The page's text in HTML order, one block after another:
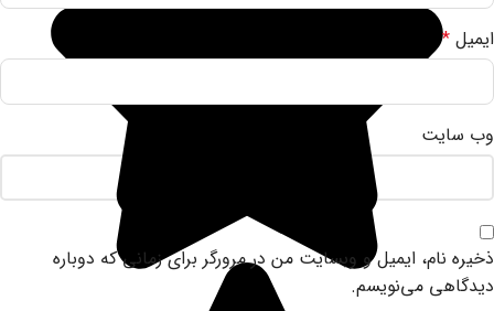
ایمیل *
وب‌ سایت
ذخیره نام، ایمیل و وبسایت من در مرورگر برای زمانی که دوباره
دیدگاهی می‌نویسم.